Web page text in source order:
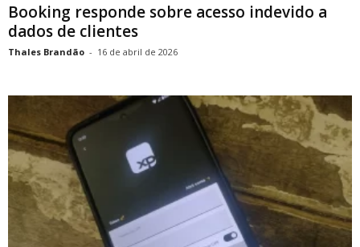
Booking responde sobre acesso indevido a
dados de clientes
Thales Brandão - 16 de abril de 2026